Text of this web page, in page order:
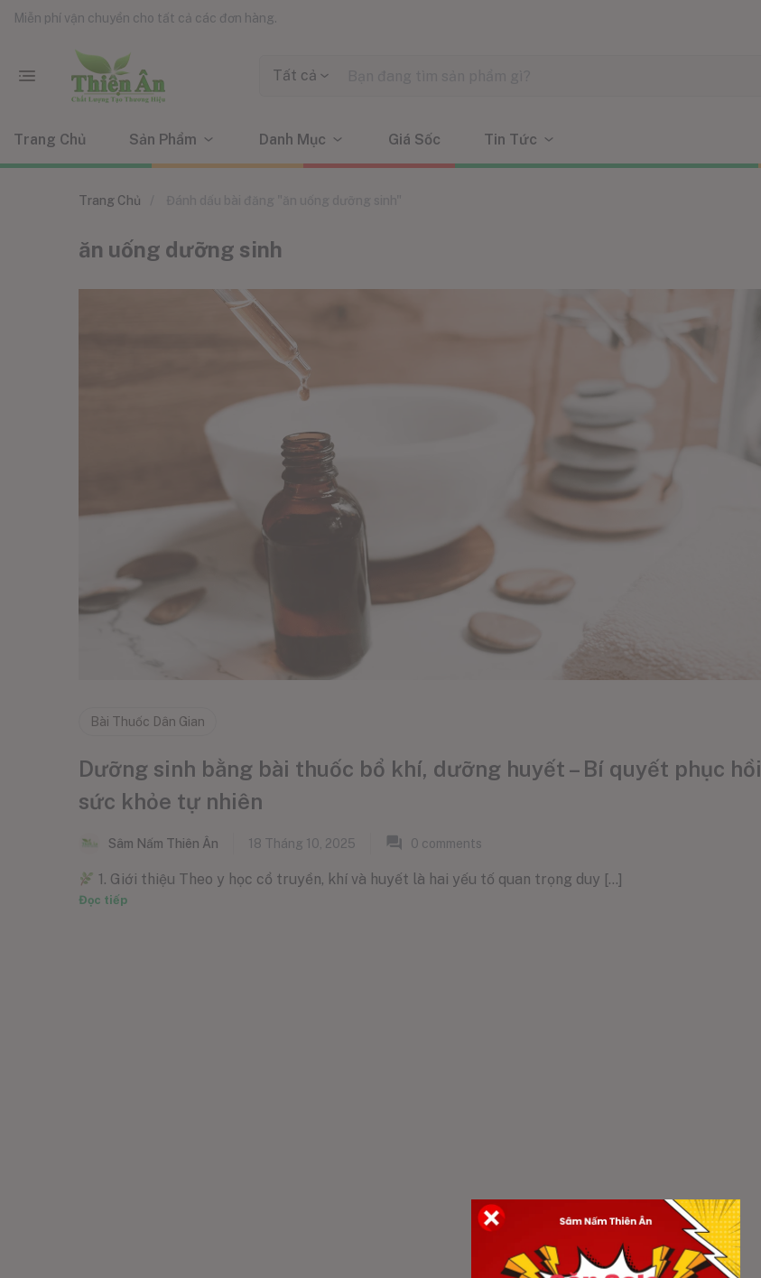
Miễn phí vận chuyển cho tất cả các đơn hàng.
Tất cả
Trang Chủ Sản Phẩm Danh Mục Giá Sốc Tin Tức
Trang Chủ
ăn uống dưỡng sinh
Bài Thuốc Dân Gian
Dưỡng sinh bằng bài thuốc bổ khí, dưỡng huyết – Bí quyết phục hồi
sức khỏe tự nhiên
Sâm Nấm Thiên Ân 18 Tháng 10, 2025 0 comments
1. Giới thiệu Theo y học cổ truyền, khí và huyết là hai yếu tố quan trọng duy [...]
Đọc tiếp